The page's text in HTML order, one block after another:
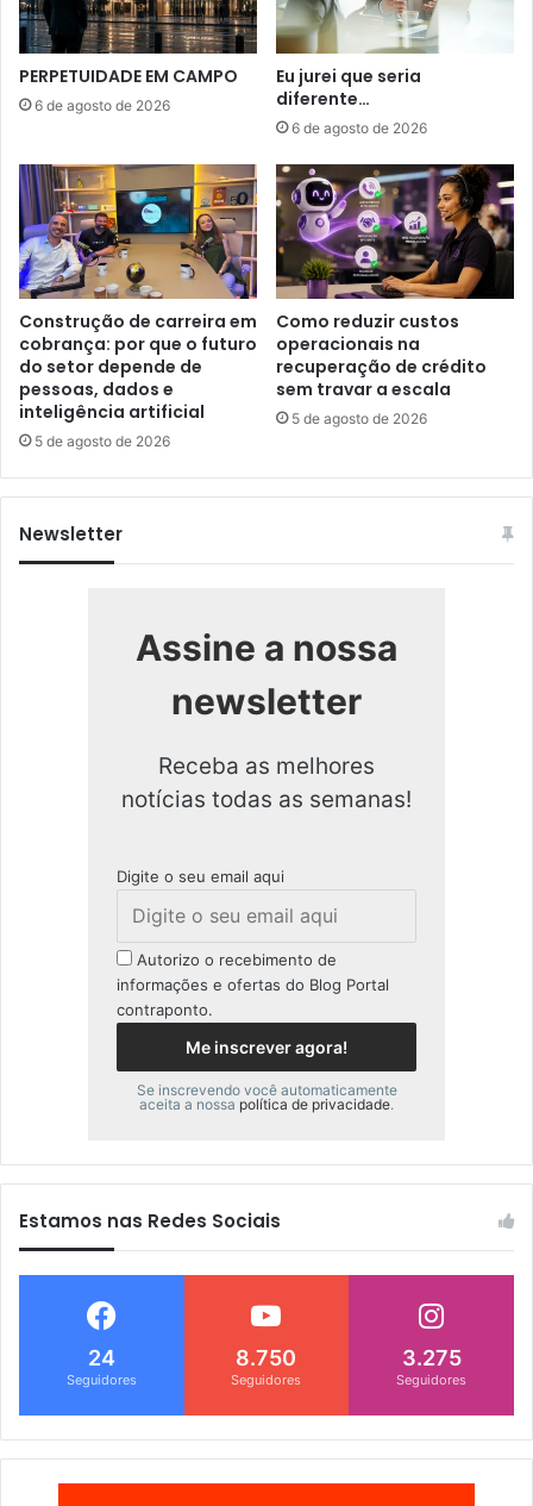
PERPETUIDADE EM CAMPO
6 de agosto de 2026
Eu jurei que seria
diferente…
6 de agosto de 2026
Construção de carreira em
cobrança: por que o futuro
do setor depende de
pessoas, dados e
inteligência artificial
5 de agosto de 2026
Como reduzir custos
operacionais na
recuperação de crédito
sem travar a escala
5 de agosto de 2026
Newsletter
Assine a nossa
newsletter
Receba as melhores
notícias todas as semanas!
Digite o seu email aqui
Autorizo o recebimento de
informações e ofertas do Blog Portal
contraponto.
Se inscrevendo você automaticamente
aceita a nossa política de privacidade.
Estamos nas Redes Sociais
24
Seguidores
8.750
Seguidores
3.275
Seguidores